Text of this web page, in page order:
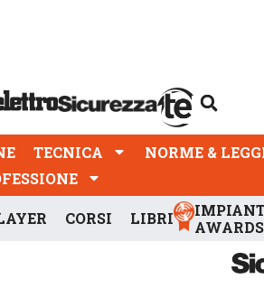
TECNICA NORME &
CORSI LIBRI
AWARDS